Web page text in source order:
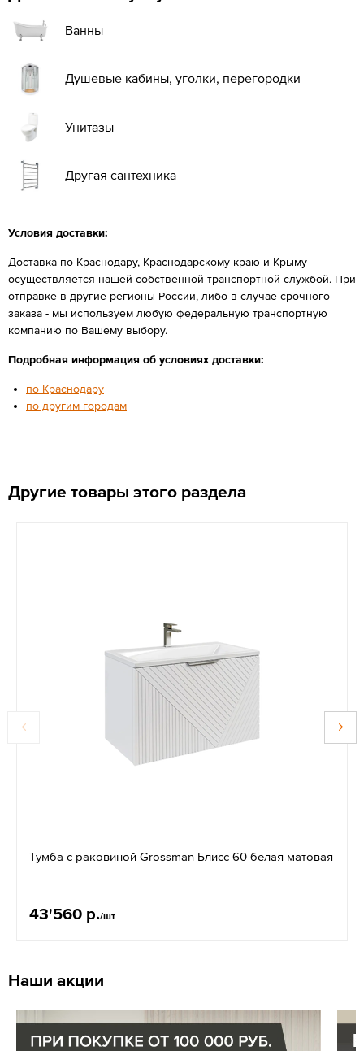
Ванны
Душевые кабины, уголки, перегородки
Унитазы
Другая сантехника
Условия доставки:
Доставка по Краснодару, Краснодарскому краю и Крыму
осуществляется нашей собственной транспортной службой. При
отправке в другие регионы России, либо в случае срочного
заказа - мы используем любую федеральную транспортную
компанию по Вашему выбору.
Подробная информация об условиях доставки:
по Краснодару
по другим городам
Другие товары этого раздела
Тумба с раковиной Grossman Блисс 60 белая матовая
43'560 р./шт
Наши акции